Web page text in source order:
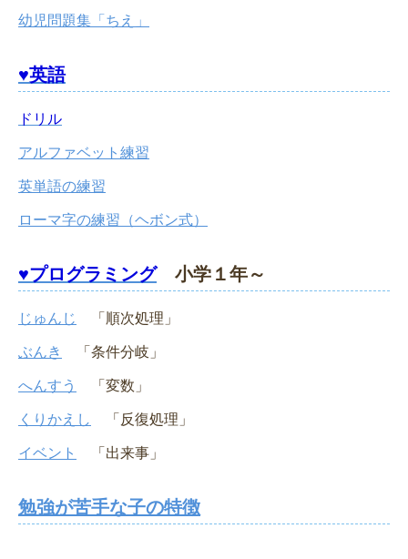
幼児問題集「ちえ」
♥英語
ドリル
アルファベット練習
英単語の練習
ローマ字の練習（ヘボン式）
♥プログラミング小学１年～
じゅんじ 「順次処理」
ぶんき 「条件分岐」
へんすう 「変数」
くりかえし 「反復処理」
イベント 「出来事」
勉強が苦手な子の特徴